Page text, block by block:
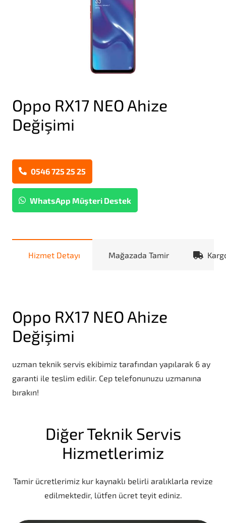
Oppo RX17 NEO Ahize
Değişimi
0546 725 25 25
WhatsApp Müşteri Destek
Hizmet Detayı Mağazada Tamir
Oppo RX17 NEO Ahize
Değişimi
uzman teknik servis ekibimiz tarafından yapılarak 6 ay
garanti ile teslim edilir. Cep telefonunuzu uzmanına
bırakın!
Diğer Teknik Servis
Hizmetlerimiz
Tamir ücretlerimiz kur kaynaklı belirli aralıklarla revize
edilmektedir, lütfen ücret teyit ediniz.